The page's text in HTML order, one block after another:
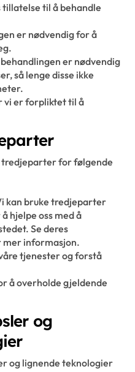
tillatelse til å behandle
er nødvendig for å
er nødvendig
så lenge disse ikke
vi er forpliktet til å
tredjeparter for følgende
kan bruke tredjeparter
hjelpe oss med å
Se deres
informasjon.
tjenester og forstå
å overholde gjeldende
og
og lignende teknologier